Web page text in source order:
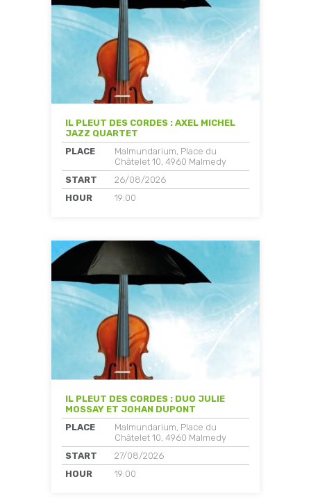
IL PLEUT DES CORDES : AXEL MICHEL
JAZZ QUARTET
PLACE
Malmundarium, Place du
Châtelet 10, 4960 Malmedy
START
26/08/2026
HOUR
19:00
IL PLEUT DES CORDES : DUO JULIE
MOSSAY ET JOHAN DUPONT
PLACE
Malmundarium, Place du
Châtelet 10, 4960 Malmedy
START
27/08/2026
HOUR
19:00